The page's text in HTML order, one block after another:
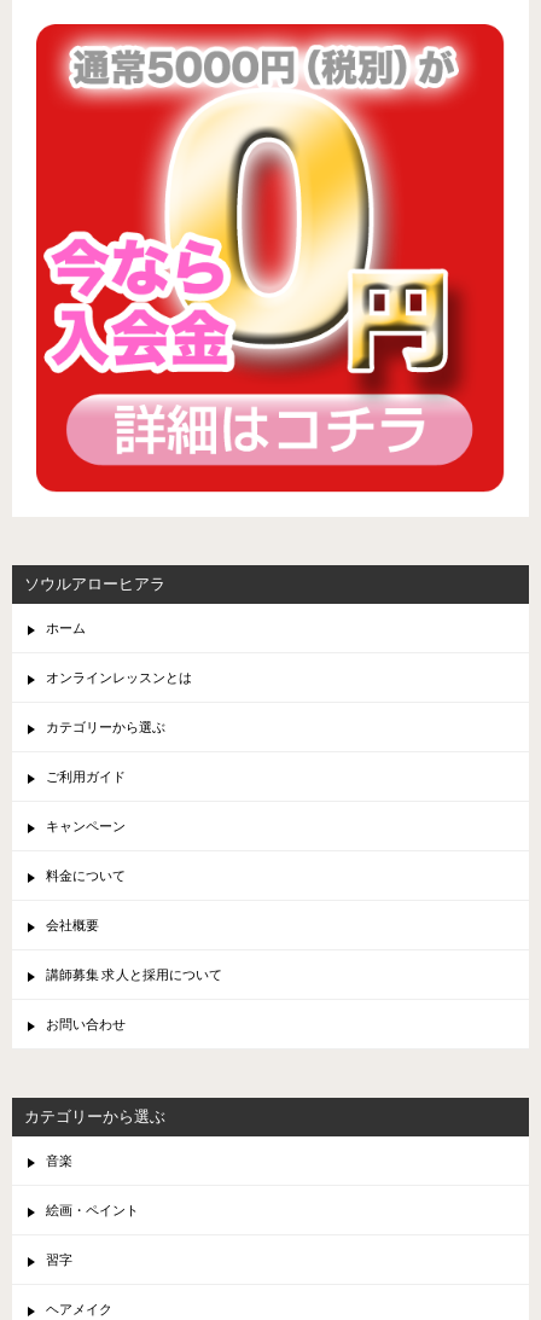
ソウルアローヒアラ
ホーム
オンラインレッスンとは
カテゴリーから選ぶ
ご利用ガイド
キャンペーン
料金について
会社概要
講師募集 求人と採用について
お問い合わせ
カテゴリーから選ぶ
音楽
絵画・ペイント
習字
ヘアメイク